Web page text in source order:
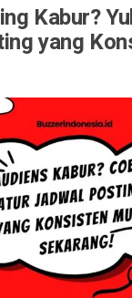
Kabur?
yang